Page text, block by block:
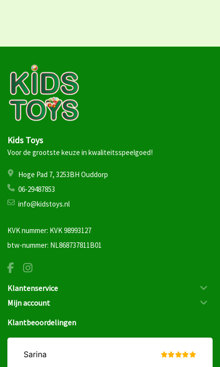
Kids Toys
Voor de grootste keuze in kwaliteitsspeelgoed!
Hoge Pad 7, 3253BH Ouddorp
06-29487853
info@kidstoys.nl
KVK nummer: KVK 98993127
btw-nummer: NL868737811B01
Klantenservice
Mijn account
Klantbeoordelingen